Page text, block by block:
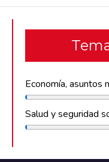
Economía, asuntos
Salud y seguridad